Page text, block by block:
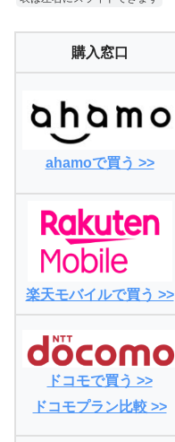
購入窓口
ahamoで買う >>
楽天モバイルで買う >>
ドコモで買う >>
ドコモプラン比較 >>